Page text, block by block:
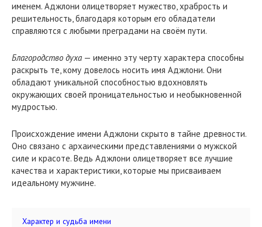
именем. Аджлони олицетворяет мужество, храбрость и
решительность, благодаря которым его обладатели
справляются с любыми преградами на своём пути.
Благородство духа — именно эту черту характера способны
раскрыть те, кому довелось носить имя Аджлони. Они
обладают уникальной способностью вдохновлять
окружающих своей проницательностью и необыкновенной
мудростью.
Происхождение имени Аджлони скрыто в тайне древности.
Оно связано с архаическими представлениями о мужской
силе и красоте. Ведь Аджлони олицетворяет все лучшие
качества и характеристики, которые мы присваиваем
идеальному мужчине.
Характер и судьба имени